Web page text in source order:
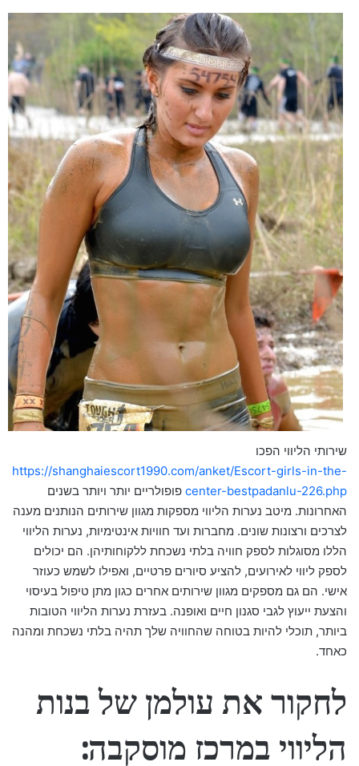
שירותי הליווי הפכו
https://shanghaiescort1990.com/anket/Escort-girls-in-the-
center-bestpadanlu-226.php פופולריים יותר ויותר בשנים
האחרונות. מיטב נערות הליווי מספקות מגוון שירותים הנותנים מענה
לצרכים ורצונות שונים. מחברות ועד חוויות אינטימיות, נערות הליווי
הללו מסוגלות לספק חוויה בלתי נשכחת ללקוחותיהן. הם יכולים
לספק ליווי לאירועים, להציע סיורים פרטיים, ואפילו לשמש כעוזר
אישי. הם גם מספקים מגוון שירותים אחרים כגון מתן טיפול בעיסוי
והצעת ייעוץ לגבי סגנון חיים ואופנה. בעזרת נערות הליווי הטובות
ביותר, תוכלי להיות בטוחה שהחוויה שלך תהיה בלתי נשכחת ומהנה
כאחד.
לחקור את עולמן של בנות
הליווי במרכז מוסקבה: